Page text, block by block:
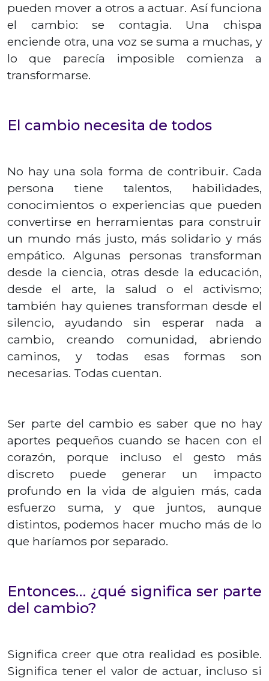
pueden mover a otros a actuar. Así funciona
el cambio: se contagia. Una chispa
enciende otra, una voz se suma a muchas, y
lo que parecía imposible comienza a
transformarse.
El cambio necesita de todos
No hay una sola forma de contribuir. Cada
persona tiene talentos, habilidades,
conocimientos o experiencias que pueden
convertirse en herramientas para construir
un mundo más justo, más solidario y más
empático. Algunas personas transforman
desde la ciencia, otras desde la educación,
desde el arte, la salud o el activismo;
también hay quienes transforman desde el
silencio, ayudando sin esperar nada a
cambio, creando comunidad, abriendo
caminos, y todas esas formas son
necesarias. Todas cuentan.
Ser parte del cambio es saber que no hay
aportes pequeños cuando se hacen con el
corazón, porque incluso el gesto más
discreto puede generar un impacto
profundo en la vida de alguien más, cada
esfuerzo suma, y que juntos, aunque
distintos, podemos hacer mucho más de lo
que haríamos por separado.
Entonces… ¿qué significa ser parte
del cambio?
Significa creer que otra realidad es posible.
Significa tener el valor de actuar, incluso si